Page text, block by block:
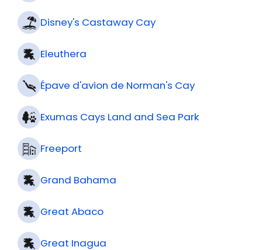
Disney's Castaway Cay
Eleuthera
Épave d'avion de Norman's Cay
Exumas Cays Land and Sea Park
Freeport
Grand Bahama
Great Abaco
Great Inagua